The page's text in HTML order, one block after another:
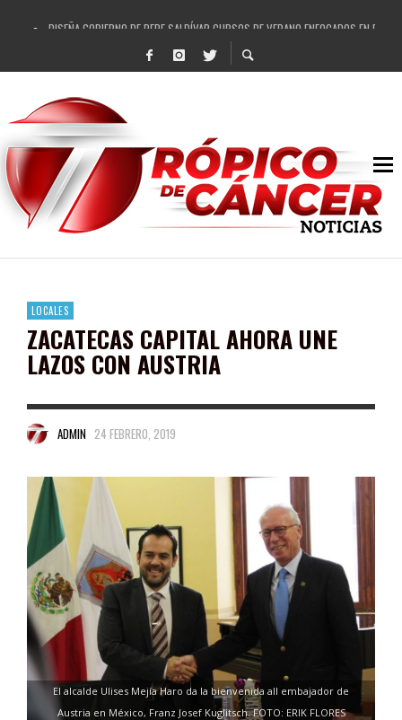
DISEÑA GOBIERNO DE PEPE SALDÍVAR CURSOS DE VERANO ENFOCADOS EN
REFRENDAN LOS 28 DELEGADOS Y 14 COMISARIADOS DE GUADALUPE APOYO A
FORTALECE GOBIERNO DE PEPE SALDÍVAR LA EDUCACIÓN EN LA ZACATECANA
GOBIERNO DE PEPE SALDÍVAR Y GRUPO FEMSA GENERAN MÁS DE 3 MIL EMPLEOS
CUARTA FERIA EXPO AGROPECUARIA TRAJO BENEFICIO DIRECTO A GUADALUPE:
RECONOCE PEPE SALDÍVAR A ARTISTA ZACATECANA VICTORIA HERNÁNDEZ
EGRESA GOBIERNO DE PEPE SALDÍVAR A 500 NUEVAS EMPRESARIAS
SON MUJERES GUADALUPENSES PRINCIPALES BENEFICIADAS DEL PROGRAMA
LOCALES
ZACATECAS CAPITAL AHORA UNE
LAZOS CON AUSTRIA
ADMIN 24 FEBRERO, 2019
El alcalde Ulises Mejía Haro da la bienvenida all embajador de
Austria en México, Franz Josef Kuglitsch. FOTO: ERIK FLORES